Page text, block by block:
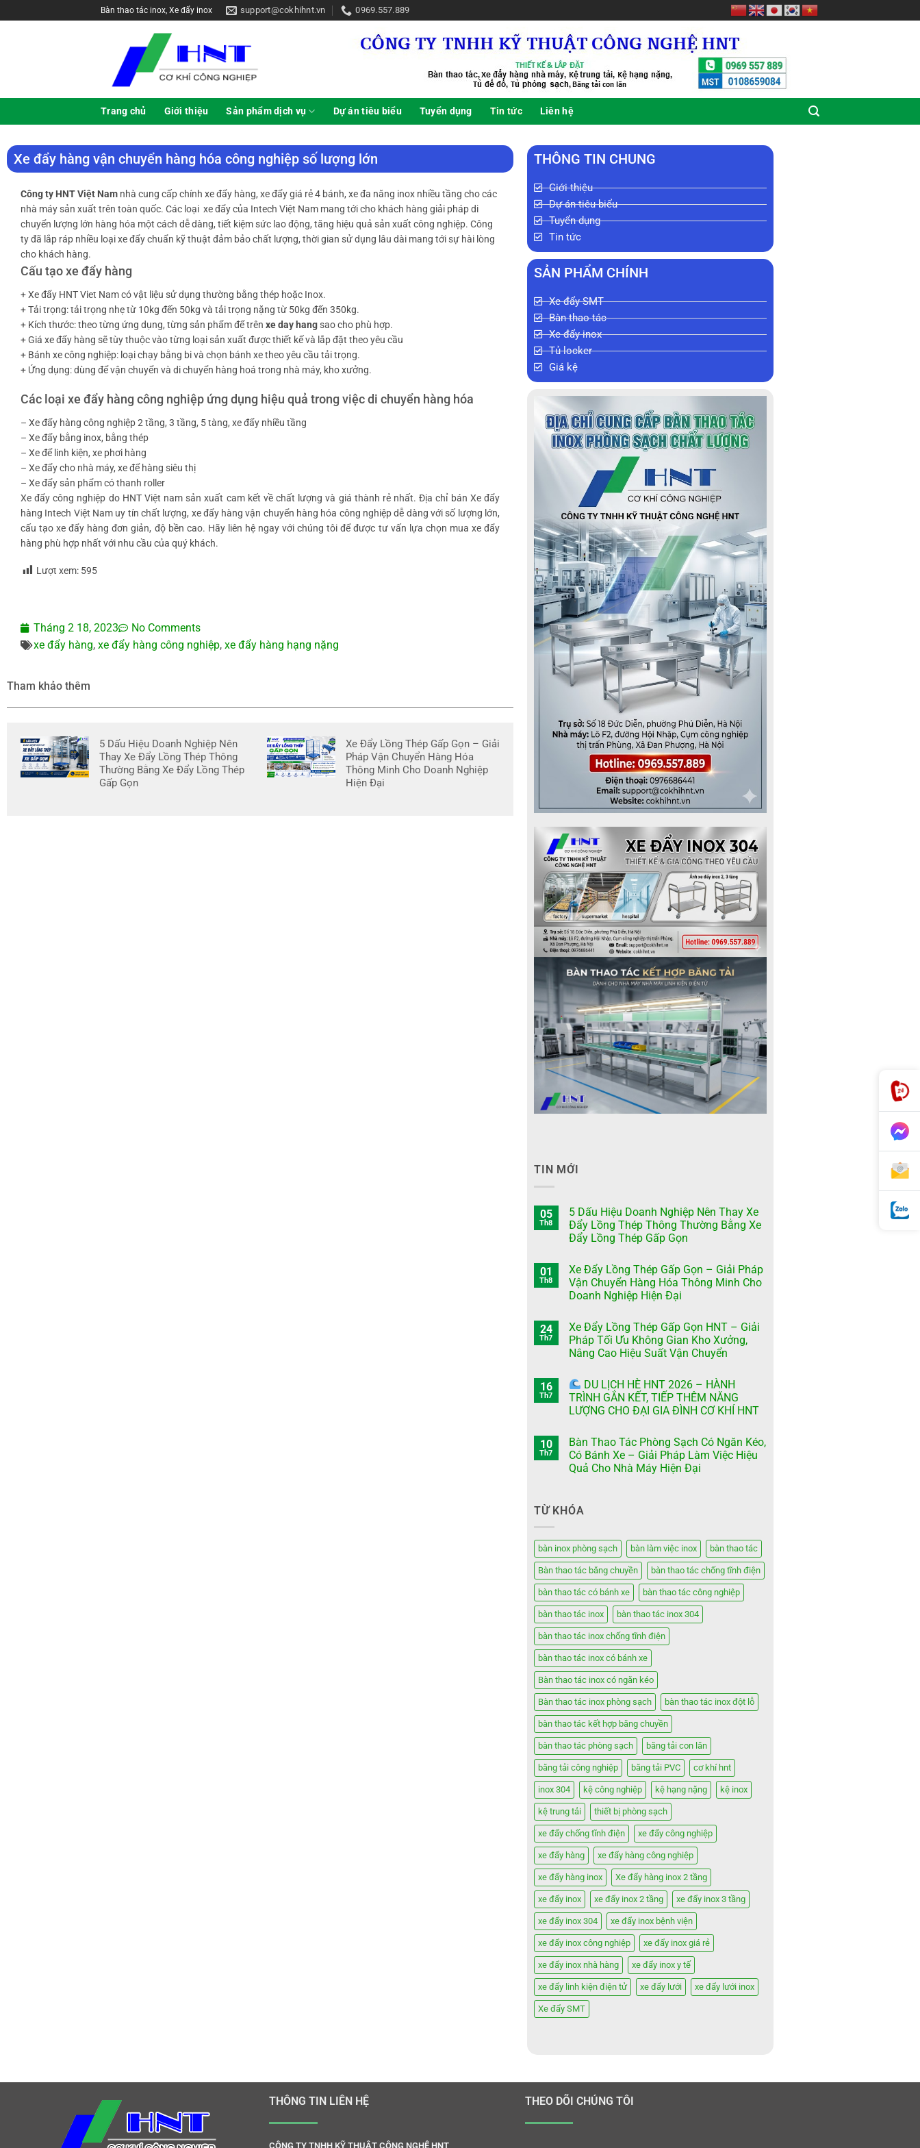
Bàn thao tác inox, Xe đẩy inox support@cokhihnt.vn 0969.557.889
Trang chủ Giới thiệu Sản phẩm dịch vụ Dự án tiêu biểu Tuyển dụng Tin tức Liên hệ
Xe đẩy hàng vận chuyển hàng hóa công nghiệp số lượng lớn
Công ty HNT Việt Nam nhà cung cấp chính xe đẩy hàng, xe đẩy giá rẻ 4 bánh, xe đa năng inox nhiều tầng cho các
nhà máy sản xuất trên toàn quốc. Các loại xe đẩy của Intech Việt Nam mang tới cho khách hàng giải pháp di
chuyển lượng lớn hàng hóa một cách dễ dàng, tiết kiệm sức lao động, tăng hiệu quả sản xuất công nghiệp. Công
ty đã lắp ráp nhiều loại xe đẩy chuẩn kỹ thuật đảm bảo chất lượng, thời gian sử dụng lâu dài mang tới sự hài lòng
cho khách hàng.
Cấu tạo xe đẩy hàng
+ Xe đẩy HNT Viet Nam có vật liệu sử dụng thường bằng thép hoặc Inox.
+ Tải trọng: tải trọng nhẹ từ 10kg đến 50kg và tải trọng nặng từ 50kg đến 350kg.
+ Kích thước: theo từng ứng dụng, từng sản phẩm để trên xe day hangsao cho phù hợp.
+ Giá xe đẩy hàng sẽ tùy thuộc vào từng loại sản xuất được thiết kế và lắp đặt theo yêu cầu
+ Bánh xe công nghiệp: loại chạy bằng bi và chọn bánh xe theo yêu cầu tải trọng.
+ Ứng dụng: dùng để vận chuyển và di chuyển hàng hoá trong nhà máy, kho xưởng.
Các loại xe đẩy hàng công nghiệp ứng dụng hiệu quả trong việc di chuyển hàng hóa
– Xe đẩy hàng công nghiệp 2 tầng, 3 tầng, 5 tàng, xe đẩy nhiều tầng
– Xe đẩy bằng inox, bằng thép
– Xe để linh kiện, xe phơi hàng
– Xe đẩy cho nhà máy, xe để hàng siêu thị
– Xe đẩy sản phẩm có thanh roller
Xe đẩy công nghiệp do HNT Việt nam sản xuất cam kết về chất lượng và giá thành rẻ nhất. Địa chỉ bán Xe đẩy
hàng Intech Việt Nam uy tín chất lượng, xe đẩy hàng vận chuyển hàng hóa công nghiệp dễ dàng với số lượng lớn,
cấu tạo xe đẩy hàng đơn giản, độ bền cao. Hãy liên hệ ngay với chúng tôi để được tư vấn lựa chọn mua xe đẩy
hàng phù hợp nhất với nhu cầu của quý khách.
Lượt xem: 595
Tháng 2 18, 2023
No Comments
xe đẩy hàng, xe đẩy hàng công nghiệp, xe đẩy hàng hạng nặng
Tham khảo thêm
5 Dấu Hiệu Doanh Nghiệp Nên
Thay Xe Đẩy Lồng Thép Thông
Thường Bằng Xe Đẩy Lồng Thép
Gấp Gọn
Xe Đẩy Lồng Thép Gấp Gọn – Giải
Pháp Vận Chuyển Hàng Hóa
Thông Minh Cho Doanh Nghiệp
Hiện Đại
THÔNG TIN CHUNG
Giới thiệu
Dự án tiêu biểu
Tuyển dụng
Tin tức
SẢN PHẨM CHÍNH
Xe đẩy SMT
Bàn thao tác
Xe đẩy inox
Tủ locker
Giá kệ
TIN MỚI
05
Th8
5 Dấu Hiệu Doanh Nghiệp Nên Thay Xe
Đẩy Lồng Thép Thông Thường Bằng Xe
Đẩy Lồng Thép Gấp Gọn
01
Th8
Xe Đẩy Lồng Thép Gấp Gọn – Giải Pháp
Vận Chuyển Hàng Hóa Thông Minh Cho
Doanh Nghiệp Hiện Đại
24
Th7
Xe Đẩy Lồng Thép Gấp Gọn HNT – Giải
Pháp Tối Ưu Không Gian Kho Xưởng,
Nâng Cao Hiệu Suất Vận Chuyển
16
Th7
DU LỊCH HÈ HNT 2026 – HÀNH
TRÌNH GẮN KẾT, TIẾP THÊM NĂNG
LƯỢNG CHO ĐẠI GIA ĐÌNH CƠ KHÍ HNT
10
Th7
Bàn Thao Tác Phòng Sạch Có Ngăn Kéo,
Có Bánh Xe – Giải Pháp Làm Việc Hiệu
Quả Cho Nhà Máy Hiện Đại
TỪ KHÓA
bàn inox phòng sạch bàn làm việc inox bàn thao tác
Bàn thao tác băng chuyền bàn thao tác chống tĩnh điện
bàn thao tác có bánh xe bàn thao tác công nghiệp
bàn thao tác inox bàn thao tác inox 304
bàn thao tác inox chống tĩnh điện
bàn thao tác inox có bánh xe
Bàn thao tác inox có ngăn kéo
Bàn thao tác inox phòng sạch bàn thao tác inox đột lỗ
bàn thao tác kết hợp băng chuyền
bàn thao tác phòng sạch băng tải con lăn
băng tải công nghiệp băng tải PVC cơ khí hnt
inox 304 kệ công nghiệp kệ hạng nặng kệ inox
kệ trung tải thiết bị phòng sạch
xe đẩy chống tĩnh điện xe đẩy công nghiệp
xe đẩy hàng xe đẩy hàng công nghiệp
xe đẩy hàng inox Xe đẩy hàng inox 2 tầng
xe đẩy inox xe đẩy inox 2 tầng xe đẩy inox 3 tầng
xe đẩy inox 304 xe đẩy inox bệnh viện
xe đẩy inox công nghiệp xe đẩy inox giá rẻ
xe đẩy inox nhà hàng xe đẩy inox y tế
xe đẩy linh kiện điện tử xe đẩy lưới xe đẩy lưới inox
Xe đẩy SMT
THÔNG TIN LIÊN HỆ
CÔNG TY TNHH KỸ THUẬT CÔNG NGHỆ HNT
THEO DÕI CHÚNG TÔI